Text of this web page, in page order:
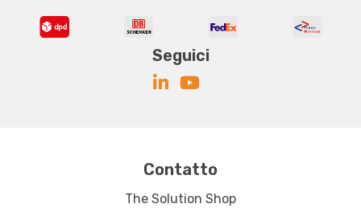
Seguici
Contatto
The Solution Shop